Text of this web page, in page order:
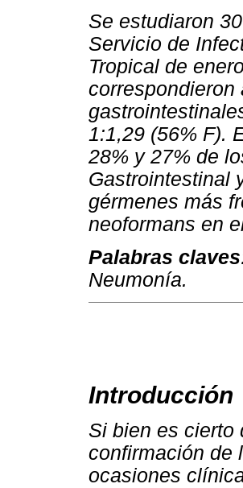
Se estudiaron
Servicio de
Tropical de
1:1,29 (56% F).
28% y 27% de
Gastrointestinal
gérmenes más
neoformans en
Palabras
Neumonía.
Introducción
Si bien es cierto
confirmación de
ocasiones